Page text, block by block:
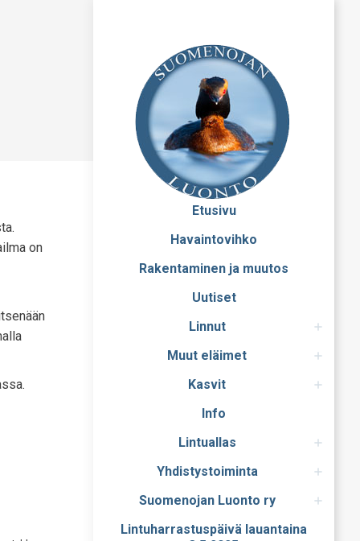
Etusivu
Havaintovihko
Rakentaminen ja muutos
Uutiset
Linnut
Muut eläimet
Kasvit
Info
Lintuallas
Yhdistystoiminta
Suomenojan Luonto ry
Lintuharrastuspäivä lauantaina
on